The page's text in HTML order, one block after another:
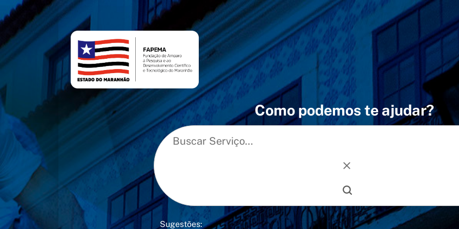
Como podemos te ajudar?
Sugestões: